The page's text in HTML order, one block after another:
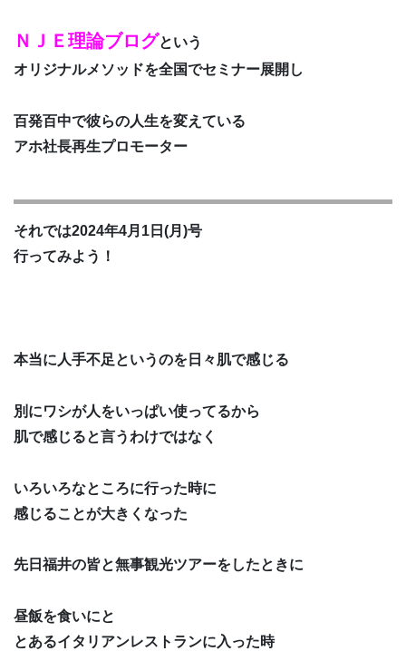
ＮＪＥ理論ブログという
オリジナルメソッドを全国でセミナー展開し
百発百中で彼らの人生を変えている
アホ社長再生プロモーター
それでは2024年4月1日(月)号
行ってみよう！
本当に人手不足というのを日々肌で感じる
別にワシが人をいっぱい使ってるから
肌で感じると言うわけではなく
いろいろなところに行った時に
感じることが大きくなった
先日福井の皆と無事観光ツアーをしたときに
昼飯を食いにと
とあるイタリアンレストランに入った時